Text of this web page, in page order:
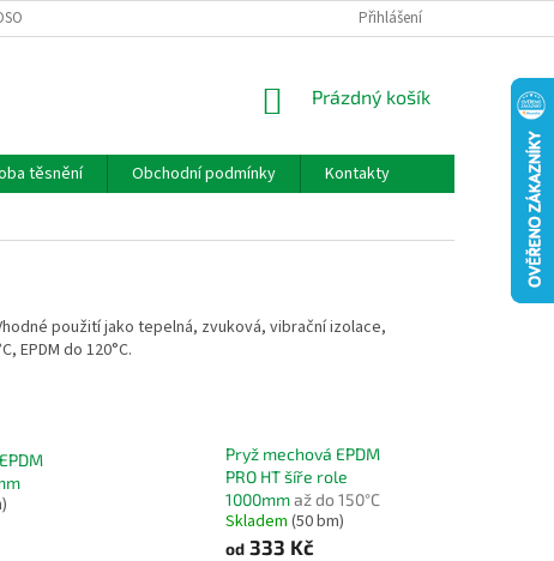
ÚDAJŮ Přihlášení
NÁKUPNÍ
Prázdný košík
těsnění Obchodní podmínky
Kontakty
použití jako tepelná, zvuková, vibrační izolace,
EPDM do 120°C.
Pryž mechová EPDM
PRO HT šíře role
1000mmaž do 150°C
Skladem (50 bm)
od333 Kč